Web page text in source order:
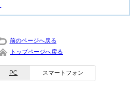
前のページへ戻る
トップページへ戻る
PC スマートフォン